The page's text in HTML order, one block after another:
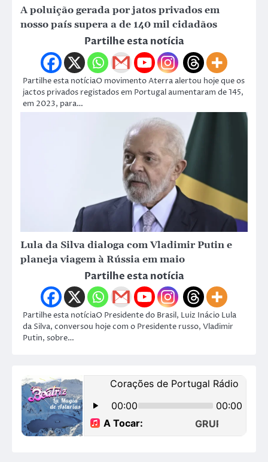
A poluição gerada por jatos privados em
nosso país supera a de 140 mil cidadãos
Partilhe esta notícia
Partilhe esta notíciaO movimento Aterra alertou hoje que os
jactos privados registados em Portugal aumentaram de 145,
em 2023, para…
Lula da Silva dialoga com Vladimir Putin e
planeja viagem à Rússia em maio
Partilhe esta notícia
Partilhe esta notíciaO Presidente do Brasil, Luiz Inácio Lula
da Silva, conversou hoje com o Presidente russo, Vladimir
Putin, sobre…